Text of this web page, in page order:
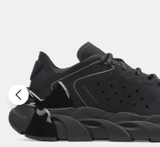
Şifremi Unuttum
Giriş Yap
Under Armour'da yeni misiniz?
Üye Olmadan Devam Et
Parolayı Yenile
Giriş Sayfasına Dön
Zaten